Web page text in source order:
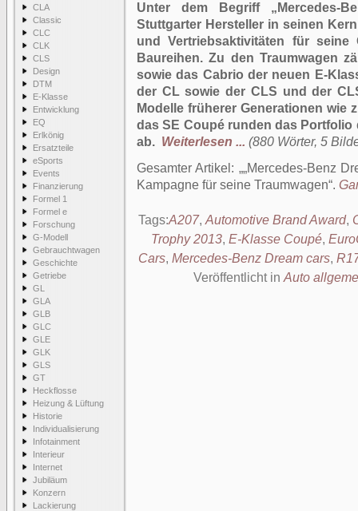
CLA
Classic
CLC
CLK
CLS
Design
DTM
E-Klasse
Entwicklung
EQ
Erlkönig
Ersatzteile
eSports
Events
Finanzierung
Formel 1
Formel e
Forschung
G-Modell
Gebrauchtwagen
Geschichte
Getriebe
GL
GLA
GLB
GLC
GLE
GLK
GLS
GT
Heckflosse
Heizung & Lüftung
Historie
Individualisierung
Infotainment
Interieur
Internet
Jubiläum
Konzern
Lackierung
Unter dem Begriff „Mercedes-
Stuttgarter Hersteller in seinen
und Vertriebsaktivitäten für seine
Baureihen. Zu den Traumwagen
sowie das Cabrio der neuen E-
der CL sowie der CLS und der
Modelle früherer Generationen wie
das SE Coupé runden das Portfolio
ab. Weiterlesen ... (880 Wörter, 5
Gesamter Artikel:
„Mercedes-Benz
Kampagne für seine Traumwagen .
Tags:A207, Automotive Brand Award,
Trophy 2013, E-Klasse Coupé,
Cars, Mercedes-Benz Dream cars,
Veröffentlicht in Auto